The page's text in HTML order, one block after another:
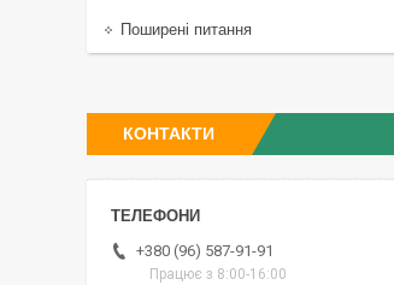
Поширені питання
КОНТАКТИ
+380 (96) 587-91-91
Працює з 8:00-16:00